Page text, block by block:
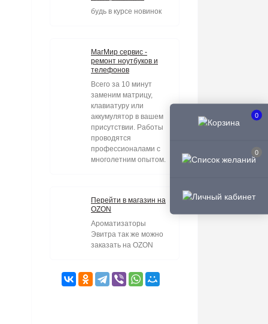
0
0
будь в курсе новинок
МагМир сервис -
ремонт ноутбуков и
телефонов
Всего за 10 минут
заменим матрицу,
клавиатуру или
аккумулятор в вашем
присутствии. Работы
проводятся
профессионалами с
многолетним опытом.
Перейти в магазин на
OZON
Ароматизаторы
Эвитра так же можно
заказать на OZON